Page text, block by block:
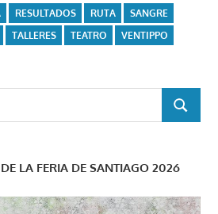
RESULTADOS RUTA
SANGRE
TALLERES TEATRO
VENTIPPO
BUSCAR
LA FERIA DE SANTIAGO 2026